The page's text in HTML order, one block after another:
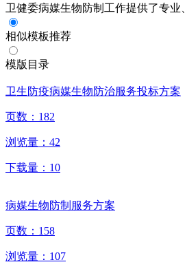
卫健委病媒生物防制工作提供了专业
相似模板推荐
模版目录
卫生防疫病媒生物防治服务投标方案
页数： 182
浏览量： 42
下载量： 10
病媒生物防制服务方案
页数： 158
浏览量： 107